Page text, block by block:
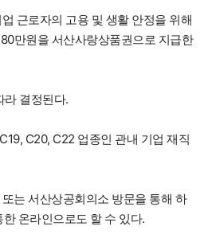
근로자의 고용 및 생활 안정을 위해
만원을 서산사랑상품권으로 지급한
라 결정된다.
C20, C22 업종인 관내 기업 재직
는 서산상공회의소 방문을 통해 하
온라인으로도 할 수 있다.